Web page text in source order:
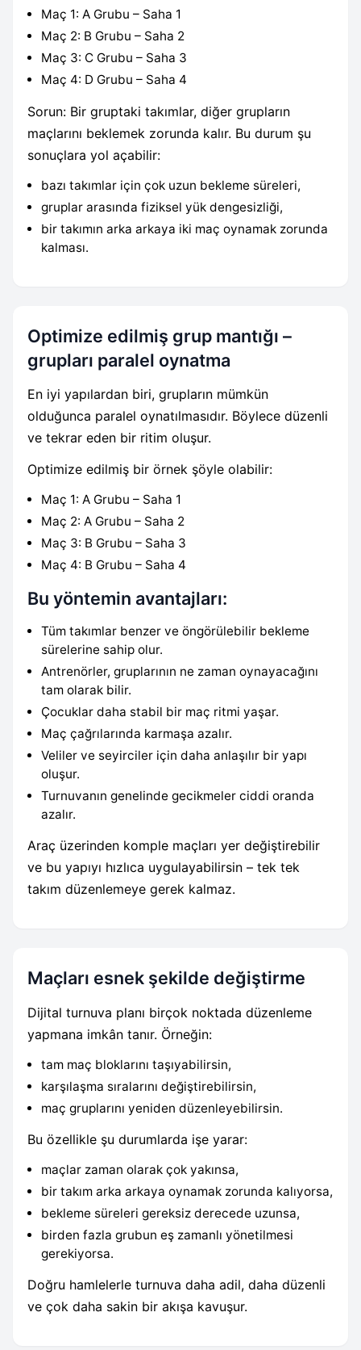
Maç 1: A Grubu – Saha 1
Maç 2: B Grubu – Saha 2
Maç 3: C Grubu – Saha 3
Maç 4: D Grubu – Saha 4
Sorun: Bir gruptaki takımlar, diğer grupların
maçlarını beklemek zorunda kalır. Bu durum şu
sonuçlara yol açabilir:
bazı takımlar için çok uzun bekleme süreleri,
gruplar arasında fiziksel yük dengesizliği,
bir takımın arka arkaya iki maç oynamak zorunda
kalması.
Optimize edilmiş grup mantığı –
grupları paralel oynatma
En iyi yapılardan biri, grupların mümkün
olduğunca paralel oynatılmasıdır. Böylece düzenli
ve tekrar eden bir ritim oluşur.
Optimize edilmiş bir örnek şöyle olabilir:
Maç 1: A Grubu – Saha 1
Maç 2: A Grubu – Saha 2
Maç 3: B Grubu – Saha 3
Maç 4: B Grubu – Saha 4
Bu yöntemin avantajları:
Tüm takımlar benzer ve öngörülebilir bekleme
sürelerine sahip olur.
Antrenörler, gruplarının ne zaman oynayacağını
tam olarak bilir.
Çocuklar daha stabil bir maç ritmi yaşar.
Maç çağrılarında karmaşa azalır.
Veliler ve seyirciler için daha anlaşılır bir yapı
oluşur.
Turnuvanın genelinde gecikmeler ciddi oranda
azalır.
Araç üzerinden komple maçları yer değiştirebilir
ve bu yapıyı hızlıca uygulayabilirsin – tek tek
takım düzenlemeye gerek kalmaz.
Maçları esnek şekilde değiştirme
Dijital turnuva planı birçok noktada düzenleme
yapmana imkân tanır. Örneğin:
tam maç bloklarını taşıyabilirsin,
karşılaşma sıralarını değiştirebilirsin,
maç gruplarını yeniden düzenleyebilirsin.
Bu özellikle şu durumlarda işe yarar:
maçlar zaman olarak çok yakınsa,
bir takım arka arkaya oynamak zorunda kalıyorsa,
bekleme süreleri gereksiz derecede uzunsa,
birden fazla grubun eş zamanlı yönetilmesi
gerekiyorsa.
Doğru hamlelerle turnuva daha adil, daha düzenli
ve çok daha sakin bir akışa kavuşur.